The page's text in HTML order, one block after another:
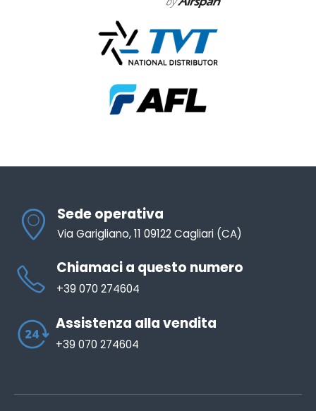
Sede operativa
Via Garigliano, 11 09122 Cagliari (CA)
Chiamaci a questo numero
+39 070 274604
Assistenza alla vendita
+39 070 274604